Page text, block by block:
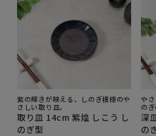
紫の輝きが映える、しのぎ模様のや
さしい取り皿。
取り皿 14cm 紫煌 しこう し
のぎ型
や
のぎ
深
の